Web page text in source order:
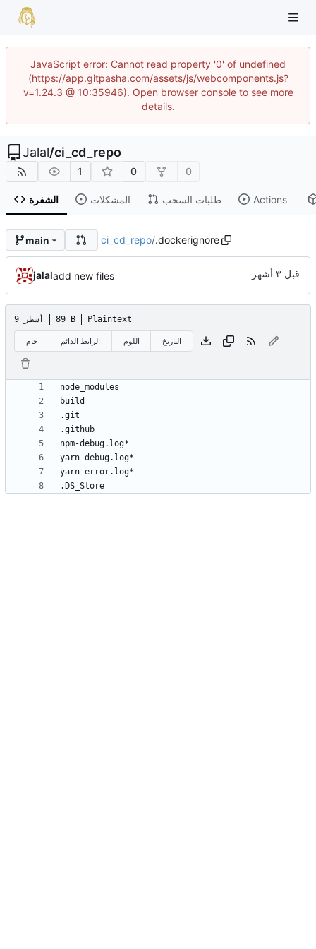
JavaScript error: Cannot read property '0' of undefined
(https://app.gitpasha.com/assets/js/webcomponents.js?
v=1.24.3 @ 10:35946). Open browser console to see more
details.
Jalal/ci_cd_repo
1 0 0
الشفرة المشكلات طلبات السحب Actions
main ci_cd_repo/.dockerignore
jalaladd new files
9 أسطر 89 B Plaintext
خام الرابط الدائم اللوم التاريخ